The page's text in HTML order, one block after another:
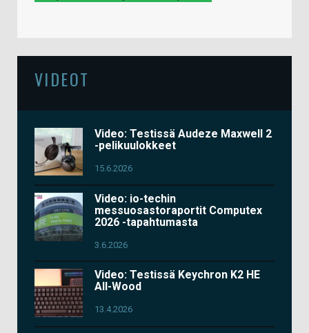
VIDEOT
Video: Testissä Audeze Maxwell 2
-pelikuulokkeet
15.6.2026
Video: io-techin
messuosastoraportit Computex
2026 -tapahtumasta
3.6.2026
Video: Testissä Keychron K2 HE
All-Wood
13.4.2026